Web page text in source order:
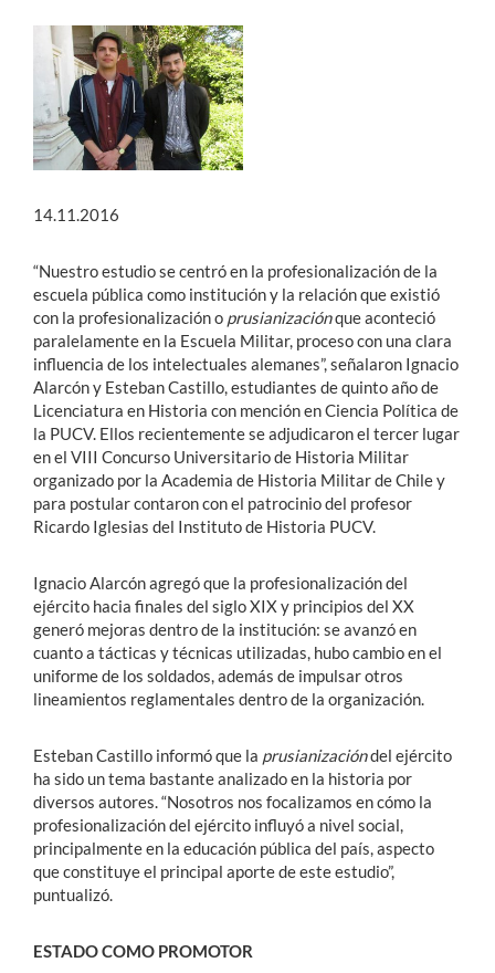
14.11.2016
“Nuestro estudio se centró en la profesionalización de la
escuela pública como institución y la relación que existió
con la profesionalización o prusianizaciónque aconteció
paralelamente en la Escuela Militar, proceso con una clara
influencia de los intelectuales alemanes”, señalaron Ignacio
Alarcón y Esteban Castillo, estudiantes de quinto año de
Licenciatura en Historia con mención en Ciencia Política de
la PUCV. Ellos recientemente se adjudicaron el tercer lugar
en el VIII Concurso Universitario de Historia Militar
organizado por la Academia de Historia Militar de Chile y
para postular contaron con el patrocinio del profesor
Ricardo Iglesias del Instituto de Historia PUCV.
Ignacio Alarcón agregó que la profesionalización del
ejército hacia finales del siglo XIX y principios del XX
generó mejoras dentro de la institución: se avanzó en
cuanto a tácticas y técnicas utilizadas, hubo cambio en el
uniforme de los soldados, además de impulsar otros
lineamientos reglamentales dentro de la organización.
Esteban Castillo informó que la prusianizacióndel ejército
ha sido un tema bastante analizado en la historia por
diversos autores. “Nosotros nos focalizamos en cómo la
profesionalización del ejército influyó a nivel social,
principalmente en la educación pública del país, aspecto
que constituye el principal aporte de este estudio”,
puntualizó.
ESTADO COMO PROMOTOR